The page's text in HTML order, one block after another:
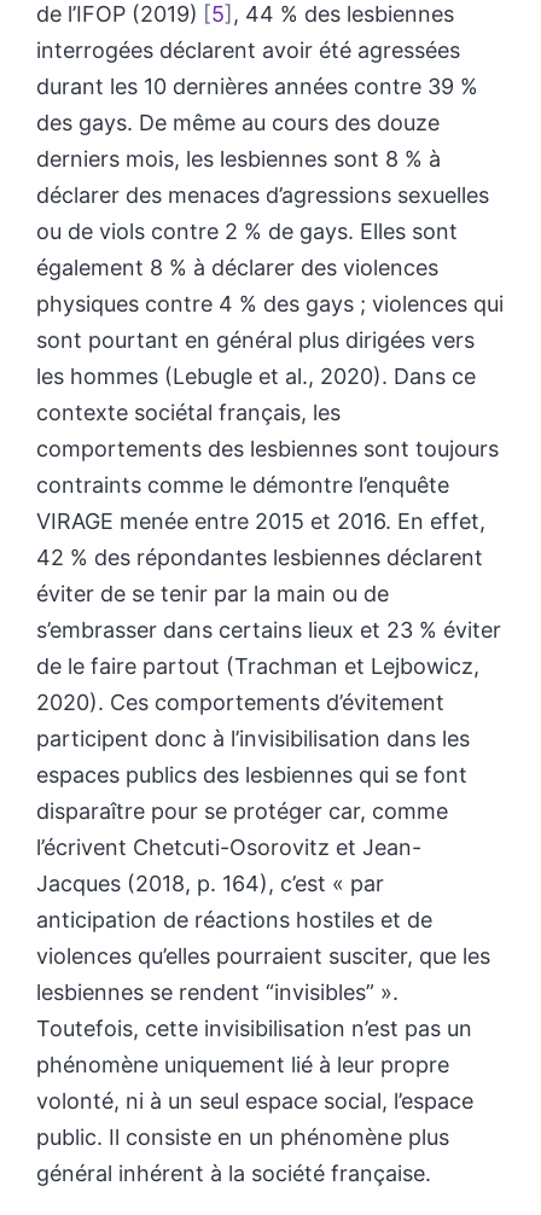
de l’IFOP (2019)
5 , 44 % des lesbiennes
interrogées déclarent avoir été agressées
durant les 10 dernières années contre 39 %
des gays. De même au cours des douze
derniers mois, les lesbiennes sont 8 % à
déclarer des menaces d’agressions sexuelles
ou de viols contre 2 % de gays. Elles sont
également 8 % à déclarer des violences
physiques contre 4 % des gays ; violences qui
sont pourtant en général plus dirigées vers
les hommes (Lebugle et al., 2020). Dans ce
contexte sociétal français, les
comportements des lesbiennes sont toujours
contraints comme le démontre l’enquête
VIRAGE menée entre 2015 et 2016. En effet,
42 % des répondantes lesbiennes déclarent
éviter de se tenir par la main ou de
s’embrasser dans certains lieux et 23 % éviter
de le faire partout (Trachman et Lejbowicz,
2020). Ces comportements d’évitement
participent donc à l’invisibilisation dans les
espaces publics des lesbiennes qui se font
disparaître pour se protéger car, comme
l’écrivent Chetcuti-Osorovitz et Jean-
Jacques (2018, p. 164), c’est « par
anticipation de réactions hostiles et de
violences qu’elles pourraient susciter, que les
lesbiennes se rendent “invisibles” ».
Toutefois, cette invisibilisation n’est pas un
phénomène uniquement lié à leur propre
volonté, ni à un seul espace social, l’espace
public. Il consiste en un phénomène plus
général inhérent à la société française.